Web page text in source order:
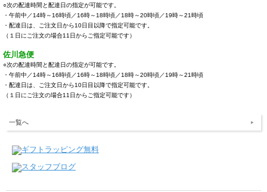
○次の配達時間と配達日の指定が可能です。
・午前中／14時～16時頃／16時～18時頃／18時～20時頃／19時～21時頃
・配達日は、ご注文日から10日目以降で指定可能です。
（１日にご注文の場合11日からご指定可能です）
佐川急便
○次の配達時間と配達日の指定が可能です。
・午前中／14時～16時頃／16時～18時頃／18時～20時頃／19時～21時頃
・配達日は、ご注文日から10日目以降で指定可能です。
（１日にご注文の場合11日からご指定可能です）
一覧へ